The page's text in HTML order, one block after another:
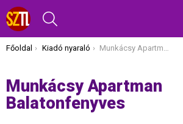
Itt vagy most:
Főoldal Kiadó nyaraló Munkácsy Apartman Balatonfenyves
Munkácsy Apartman
Balatonfenyves